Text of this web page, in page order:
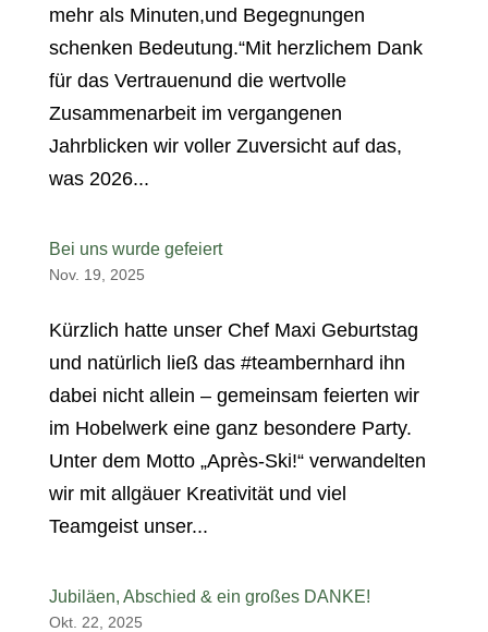
mehr als Minuten,und Begegnungen
schenken Bedeutung.“Mit herzlichem Dank
für das Vertrauenund die wertvolle
Zusammenarbeit im vergangenen
Jahrblicken wir voller Zuversicht auf das,
was 2026...
Bei uns wurde gefeiert
Nov. 19, 2025
Kürzlich hatte unser Chef Maxi Geburtstag
und natürlich ließ das #teambernhard ihn
dabei nicht allein – gemeinsam feierten wir
im Hobelwerk eine ganz besondere Party.
Unter dem Motto „Après-Ski!“ verwandelten
wir mit allgäuer Kreativität und viel
Teamgeist unser...
Jubiläen, Abschied & ein großes DANKE!
Okt. 22, 2025